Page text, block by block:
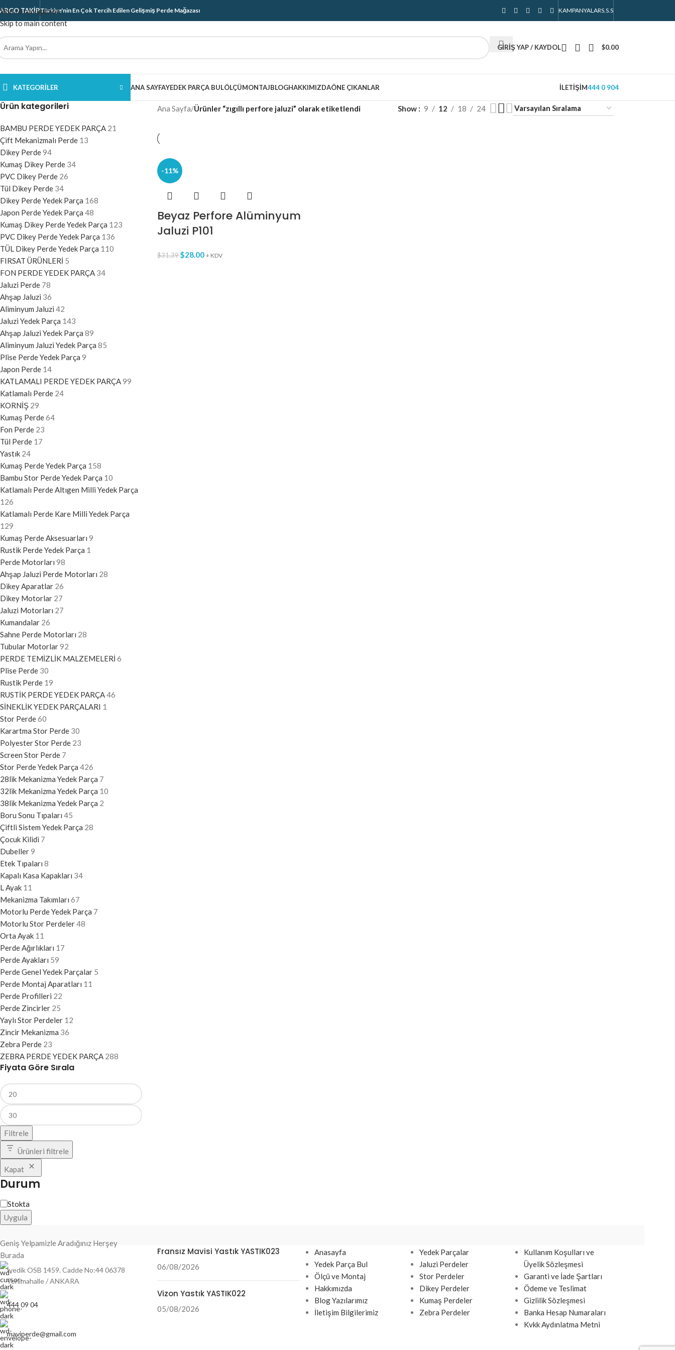
Skip to navigation
Skip to main content
TAKIPTürkiye'nin En Çok Tercih Edilen Gelişmiş Perde Mağazası KAMPANYALARS.S.S
GIRIŞ YAP / KAYDOL $0.00
KATEGORILER ANA SAYFAYEDEK PARÇA BULÖLÇÜMONTAJBLOGHAKKIMIZDAÖNE ÇIKANLAR İLETIŞIM444 0 904
Ürün kategorileri
BAMBU PERDE YEDEK PARÇA 21
Çift Mekanizmalı Perde 13
Dikey Perde94
Kumaş Dikey Perde 34
PVC Dikey Perde 26
Tül Dikey Perde 34
Dikey Perde Yedek Parça 168
Japon Perde Yedek Parça 48
Kumaş Dikey Perde Yedek Parça 123
PVC Dikey Perde Yedek Parça 136
TÜL Dikey Perde Yedek Parça 110
FIRSAT ÜRÜNLERİ 5
FON PERDE YEDEK PARÇA 34
Jaluzi Perde 78
Ahşap Jaluzi 36
Aliminyum Jaluzi 42
Jaluzi Yedek Parça 143
Ahşap Jaluzi Yedek Parça 89
Aliminyum Jaluzi Yedek Parça 85
Plise Perde Yedek Parça 9
Japon Perde 14
KATLAMALI PERDE YEDEK PARÇA99
Katlamalı Perde 24
KORNİŞ 29
Kumaş Perde64
Fon Perde 23
Tül Perde 17
Yastık 24
Kumaş Perde Yedek Parça 158
Bambu Stor Perde Yedek Parça 10
Katlamalı Perde Altıgen Milli Yedek Parça
126
Katlamalı Perde Kare Milli Yedek Parça
129
Kumaş Perde Aksesuarları 9
Rustik Perde Yedek Parça 1
Perde Motorları 98
Ahşap Jaluzi Perde Motorları 28
Dikey Aparatlar 26
Dikey Motorlar 27
Jaluzi Motorları 27
Kumandalar 26
Sahne Perde Motorları 28
Tubular Motorlar92
PERDE TEMİZLİK MALZEMELERİ 6
Plise Perde 30
Rustik Perde 19
RUSTİK PERDE YEDEK PARÇA46
SİNEKLİK YEDEK PARÇALARI 1
Stor Perde60
Karartma Stor Perde 30
Polyester Stor Perde 23
Screen Stor Perde 7
Stor Perde Yedek Parça 426
28lik Mekanizma Yedek Parça 7
32lik Mekanizma Yedek Parça 10
38lik Mekanizma Yedek Parça 2
Boru Sonu Tıpaları 45
Çiftli Sistem Yedek Parça 28
Çocuk Kilidi 7
Dubeller9
Etek Tıpaları 8
Kapalı Kasa Kapakları 34
L Ayak 11
Mekanizma Takımları 67
Motorlu Perde Yedek Parça 7
Motorlu Stor Perdeler48
Orta Ayak 11
Perde Ağırlıkları 17
Perde Ayakları 59
Perde Genel Yedek Parçalar 5
Perde Montaj Aparatları 11
Perde Profilleri 22
Perde Zincirler 25
Yaylı Stor Perdeler 12
Zincir Mekanizma 36
Zebra Perde 23
ZEBRA PERDE YEDEK PARÇA 288
Fiyata Göre Sırala
Filtrele
Ürünleri filtrele
Kapat
Durum
Stokta
Uygula
Ana Sayfa/Ürünler “zıgıllı perfore jaluzi” olarak etiketlendi Show 9 12 18 24
-11%
Beyaz Perfore Alüminyum
Jaluzi P101
$31.39$28.00 + KDV
Geniş Yelpamizle Aradığınız Herşey
Burada
İvedik OSB 1459. Cadde No:44 06378
Yenimahalle / ANKARA
444 09 04
maviperde@gmail.com
Fransız Mavisi Yastık YASTIK023
06/08/2026
Vizon Yastık YASTIK022
05/08/2026
Anasayfa
Yedek Parça Bul
Ölçü ve Montaj
Hakkımızda
Blog Yazılarımız
İletişim Bilgilerimiz
Yedek Parçalar
Jaluzi Perdeler
Stor Perdeler
Dikey Perdeler
Kumaş Perdeler
Zebra Perdeler
Kullanım Koşulları ve
Üyelik Sözleşmesi
Garanti ve İade Şartları
Ödeme ve Teslimat
Gizlilik Sözleşmesi
Banka Hesap Numaraları
Kvkk Aydınlatma Metni